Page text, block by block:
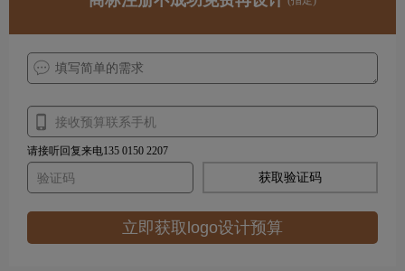
请接听回复来电135 0150 2207
获取验证码
立即获取logo设计预算